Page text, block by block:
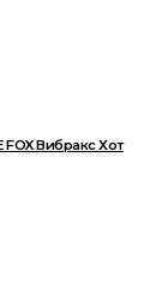
Вибракс Хот